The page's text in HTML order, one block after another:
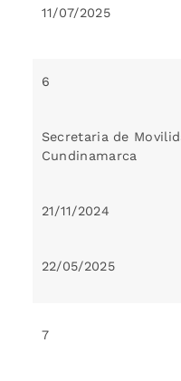
11/07/2025
6
Secretaria de
Cundinamarca
21/11/2024
22/05/2025
7